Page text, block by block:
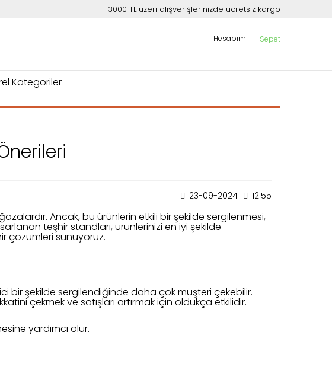
3000 TL üzeri alışverişlerinizde ücretsiz kargo
Hesabım Sepet
Kategoriler
23-09-2024 12:55
Ancak, bu ürünlerin etkili bir şekilde sergilenmesi,
teşhir standları, ürünlerinizi en iyi şekilde
çözümleri sunuyoruz.
bir şekilde sergilendiğinde daha çok müşteri çekebilir.
çekmek ve satışları artırmak için oldukça etkilidir.
yardımcı olur.